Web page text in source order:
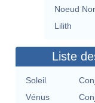
Noeud
Lilith
Liste
Soleil
Vénus